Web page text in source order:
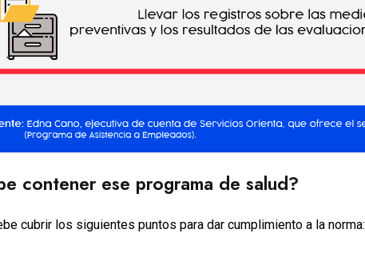
contener ese programa de salud?
cubrir los siguientes puntos para dar cumplimiento a la norma: